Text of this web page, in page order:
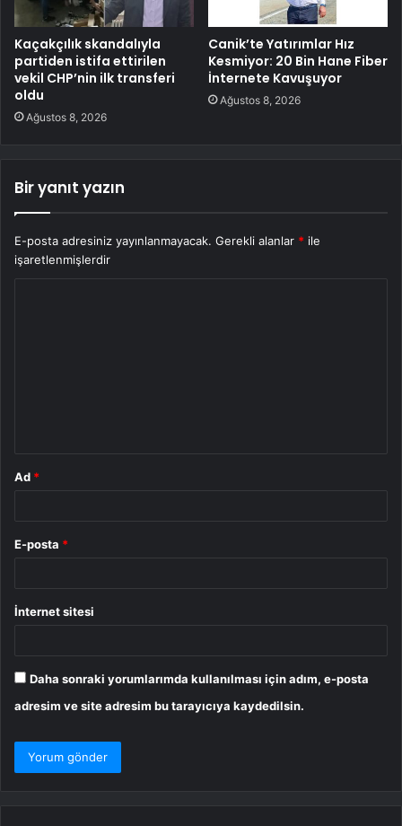
Kaçakçılık skandalıyla
partiden istifa ettirilen
vekil CHP’nin ilk transferi
oldu
Ağustos 8, 2026
Canik’te Yatırımlar Hız
Kesmiyor: 20 Bin Hane Fiber
İnternete Kavuşuyor
Ağustos 8, 2026
Bir yanıt yazın
E-posta adresiniz yayınlanmayacak. Gerekli alanlar * ile
işaretlenmişlerdir
Ad *
E-posta *
İnternet sitesi
Daha sonraki yorumlarımda kullanılması için adım, e-posta
adresim ve site adresim bu tarayıcıya kaydedilsin.